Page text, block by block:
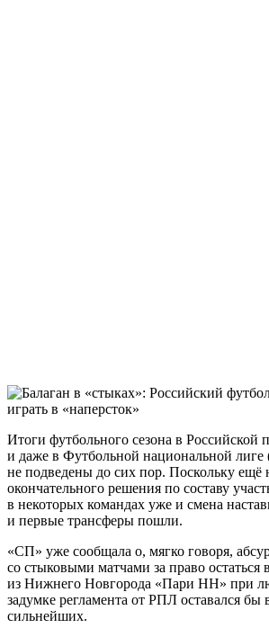
Итоги футбольного сезона в Российской
и даже в Футбольной национальной
не подведены до сих пор. Поскольку ещё
окончательного решения по составу
в некоторых командах уже и смена
и первые трансферы пошли.
«СП» уже сообщала о, мягко говоря,
со стыковыми матчами за право
из Нижнего Новгорода «Пари НН» при
задумке регламента от РПЛ оставался бы
сильнейших.